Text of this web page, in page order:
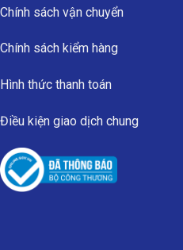
Chính sách vận chuyển
Chính sách kiểm hàng
Hình thức thanh toán
Điều kiện giao dịch chung